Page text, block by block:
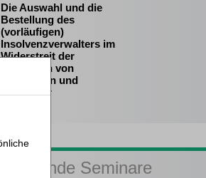
Die Auswahl und die
Bestellung des
(vorläufigen)
Insolvenzverwalters im
Widerstreit der
Interessen von
Gläubigern und
Schuldner
Passende Seminare